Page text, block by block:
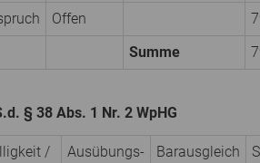
Offen
Summe
§ 38 Abs. 1 Nr. 2 WpHG
/
Ausübungs­
Barausgleich